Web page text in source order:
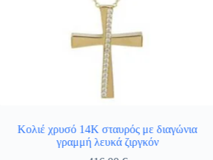
Κολιέ χρυσό 14Κ σταυρός με διαγώνια
γραμμή λευκά ζιργκόν